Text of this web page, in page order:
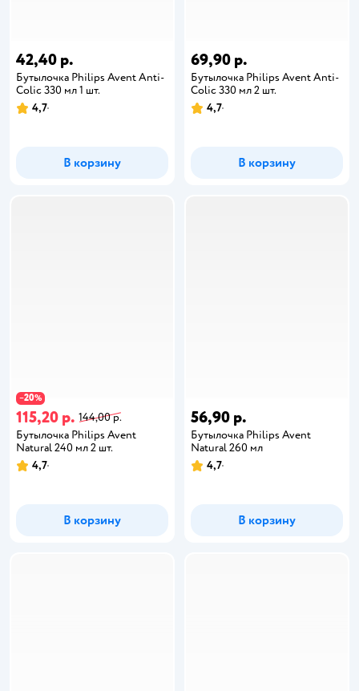
42,40 р.
Бутылочка Philips Avent Anti-
Colic 330 мл 1 шт.
4,7
В корзину
69,90 р.
Бутылочка Philips Avent Anti-
Colic 330 мл 2 шт.
4,7
В корзину
−20%
115,20 р. 144,00 р.
Бутылочка Philips Avent
Natural 240 мл 2 шт.
4,7
В корзину
56,90 р.
Бутылочка Philips Avent
Natural 260 мл
4,7
В корзину